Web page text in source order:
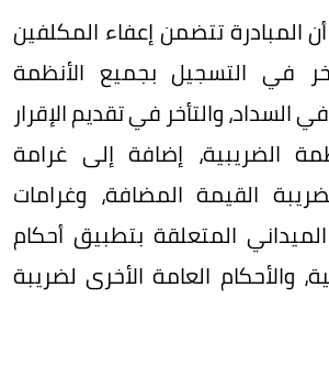
المبادرة تتضمن إعفاء المكلفين
في التسجيل بجميع الأنظمة
السداد، والتأخر في تقديم الإقرار
الضريبية، إضافة إلى غرامة
القيمة المضافة، وغرامات
المتعلقة بتطبيق أحكام
والأحكام العامة الأخرى لضريبة